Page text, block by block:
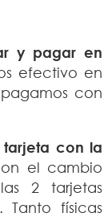
y pagar en
efectivo en
con
con la
el cambio
2 tarjetas
Tanto físicas